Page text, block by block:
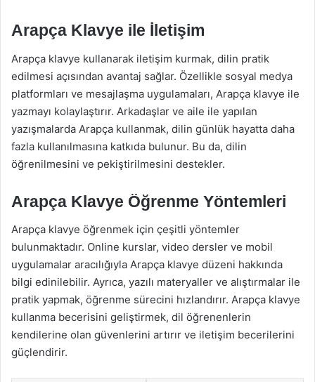
Arapça Klavye ile İletişim
Arapça klavye kullanarak iletişim kurmak, dilin pratik
edilmesi açısından avantaj sağlar. Özellikle sosyal medya
platformları ve mesajlaşma uygulamaları, Arapça klavye ile
yazmayı kolaylaştırır. Arkadaşlar ve aile ile yapılan
yazışmalarda Arapça kullanmak, dilin günlük hayatta daha
fazla kullanılmasına katkıda bulunur. Bu da, dilin
öğrenilmesini ve pekiştirilmesini destekler.
Arapça Klavye Öğrenme Yöntemleri
Arapça klavye öğrenmek için çeşitli yöntemler
bulunmaktadır. Online kurslar, video dersler ve mobil
uygulamalar aracılığıyla Arapça klavye düzeni hakkında
bilgi edinilebilir. Ayrıca, yazılı materyaller ve alıştırmalar ile
pratik yapmak, öğrenme sürecini hızlandırır. Arapça klavye
kullanma becerisini geliştirmek, dil öğrenenlerin
kendilerine olan güvenlerini artırır ve iletişim becerilerini
güçlendirir.